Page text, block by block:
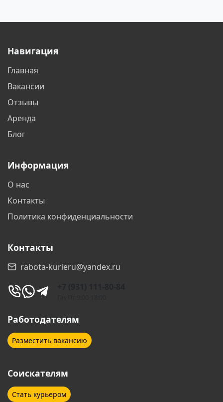
Белореченск
Владикавказ
Выборг
Геленджик
Дзержинский
Дубна
Ессентуки
Жуковский
Навигация
Главная
Вакансии
Отзывы
Аренда
Блог
Информация
О нас
Контакты
Политика конфиденциальности
Контакты
rabota-kurieru@yandex.ru
Работодателям
Разместить вакансию
Соискателям
Стать курьером